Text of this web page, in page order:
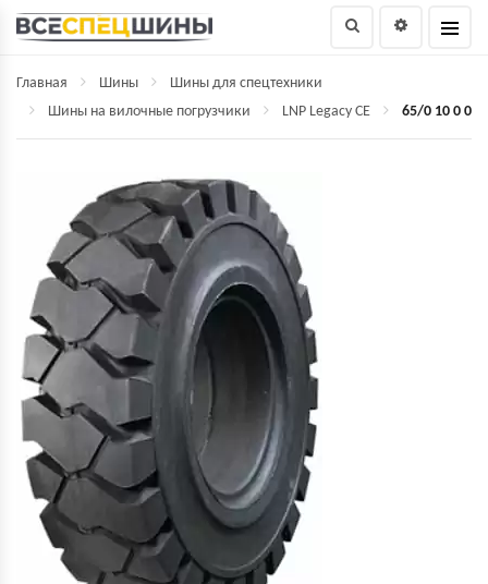
Главная Шины
Шины для спецтехники
Шины на вилочные погрузчики
LNP Legacy СЕ 65/0 10 0 0